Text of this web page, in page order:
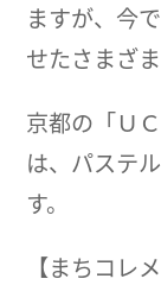
ますが、今
せたさまざ
京都の「Ｕ
は、パステ
す。
【まちコレメ